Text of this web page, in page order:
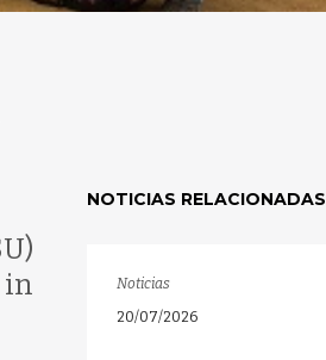
in
NOTICIAS RELACIONADAS
Noticias
20/07/2026